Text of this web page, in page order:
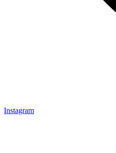
Instagram